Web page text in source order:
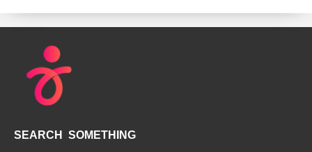
SEARCH SOMETHING